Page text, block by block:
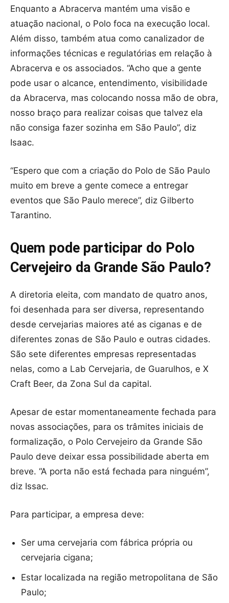
Enquanto a Abracerva mantém uma visão e
atuação nacional, o Polo foca na execução local.
Além disso, também atua como canalizador de
informações técnicas e regulatórias em relação à
Abracerva e os associados. “Acho que a gente
pode usar o alcance, entendimento, visibilidade
da Abracerva, mas colocando nossa mão de obra,
nosso braço para realizar coisas que talvez ela
não consiga fazer sozinha em São Paulo”, diz
Isaac.
“Espero que com a criação do Polo de São Paulo
muito em breve a gente comece a entregar
eventos que São Paulo merece”, diz Gilberto
Tarantino.
Quem pode participar do Polo
Cervejeiro da Grande São Paulo?
A diretoria eleita, com mandato de quatro anos,
foi desenhada para ser diversa, representando
desde cervejarias maiores até as ciganas e de
diferentes zonas de São Paulo e outras cidades.
São sete diferentes empresas representadas
nelas, como a Lab Cervejaria, de Guarulhos, e X
Craft Beer, da Zona Sul da capital.
Apesar de estar momentaneamente fechada para
novas associações, para os trâmites iniciais de
formalização, o Polo Cervejeiro da Grande São
Paulo deve deixar essa possibilidade aberta em
breve. “A porta não está fechada para ninguém”,
diz Issac.
Para participar, a empresa deve:
Ser uma cervejaria com fábrica própria ou
cervejaria cigana;
Estar localizada na região metropolitana de São
Paulo;